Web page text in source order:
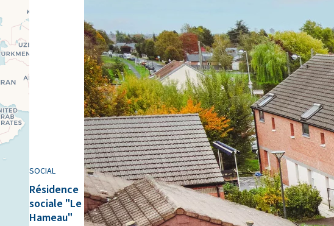
SOCIAL
Résidence
sociale "Le
Hameau"